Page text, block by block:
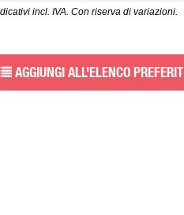
incl. IVA. Con riserva di variazioni.
AGGIUNGI ALL'ELENCO PREFERITI